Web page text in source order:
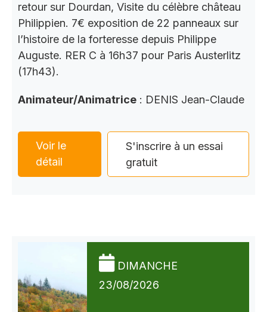
retour sur Dourdan, Visite du célèbre château
Philippien. 7€ exposition de 22 panneaux sur
l’histoire de la forteresse depuis Philippe
Auguste. RER C à 16h37 pour Paris Austerlitz
(17h43).
Animateur/Animatrice : DENIS Jean-Claude
Voir le
détail
S'inscrire à un essai
gratuit
DIMANCHE
23/08/2026